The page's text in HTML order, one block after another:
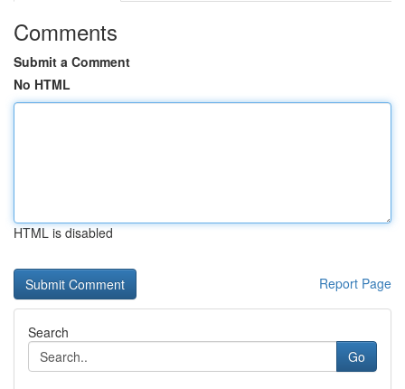
Comments
Submit a Comment
No HTML
HTML is disabled
Report Page
Search
Go